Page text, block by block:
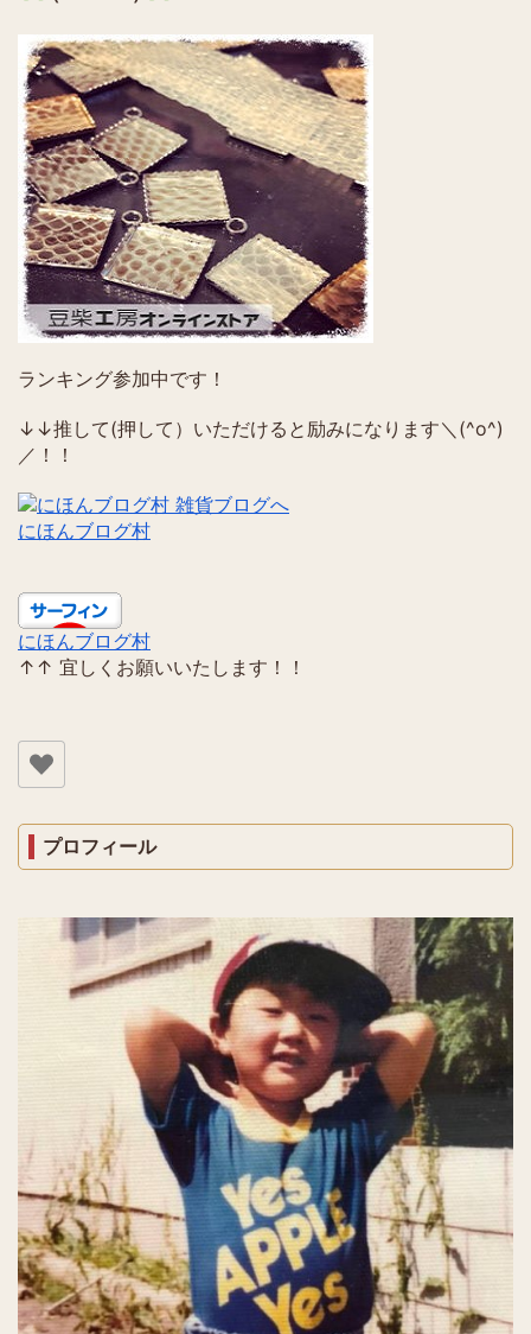
ランキング参加中です！
↓↓推して(押して）いただけると励みになります＼(^o^)
／！！
にほんブログ村
にほんブログ村
↑↑ 宜しくお願いいたします！！
プロフィール